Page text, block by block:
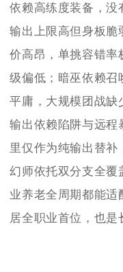
依赖高练度装备，没
输出上限高但身板脆
价高昂，单挑容错率
级偏低；暗巫依赖召
平庸，大规模团战缺
输出依赖陷阱与远程
里仅作为纯输出替补
幻师依托双分支全覆
业养老全周期都能适
居全职业首位，也是